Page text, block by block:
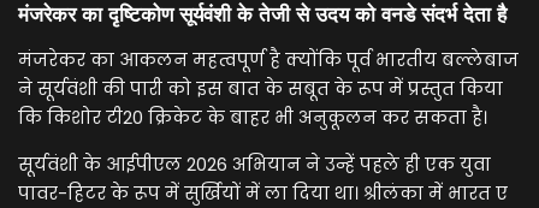
मंजरेकर का दृष्टिकोण सूर्यवंशी के तेजी से उदय को वनडे संदर्भ देता है
मंजरेकर का आकलन महत्वपूर्ण है क्योंकि पूर्व भारतीय बल्लेबाज
ने सूर्यवंशी की पारी को इस बात के सबूत के रूप में प्रस्तुत किया
कि किशोर टी20 क्रिकेट के बाहर भी अनुकूलन कर सकता है।
सूर्यवंशी के आईपीएल 2026 अभियान ने उन्हें पहले ही एक युवा
पावर-हिटर के रूप में सुर्खियों में ला दिया था। श्रीलंका में भारत ए